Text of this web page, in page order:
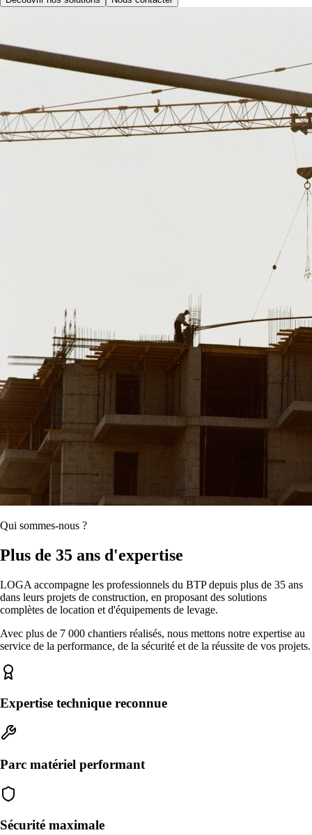
Qui sommes-nous ?
Plus de 35 ans d'expertise
LOGA accompagne les professionnels du BTP depuis plus de 35 ans
dans leurs projets de construction, en proposant des solutions
complètes de location et d'équipements de levage.
Avec plus de 7 000 chantiers réalisés, nous mettons notre expertise au
service de la performance, de la sécurité et de la réussite de vos projets.
Expertise technique reconnue
Parc matériel performant
Sécurité maximale